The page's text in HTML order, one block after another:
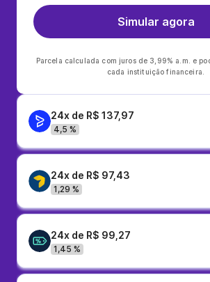
Simular agora
Parcela calculada com juros de 3,99% a.m. e
cada instituição financeira.
24x de R$ 137,97
4,5 %
24x de R$ 97,43
1,29 %
24x de R$ 99,27
1,45 %